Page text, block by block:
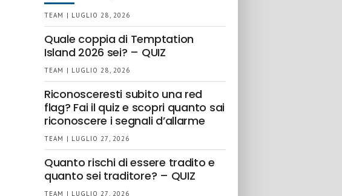
TEAM | LUGLIO 28, 2026
Quale coppia di Temptation
Island 2026 sei? – QUIZ
TEAM | LUGLIO 28, 2026
Riconosceresti subito una red
flag? Fai il quiz e scopri quanto sai
riconoscere i segnali d’allarme
TEAM | LUGLIO 27, 2026
Quanto rischi di essere tradito e
quanto sei traditore? – QUIZ
TEAM | LUGLIO 27, 2026